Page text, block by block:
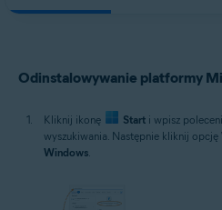
Enterprise / Ultimate — dodatek Service
Odinstalowywanie platformy
Kliknij ikonę Start i wpisz
wyszukiwania. Następnie kliknij opcję
Windows.